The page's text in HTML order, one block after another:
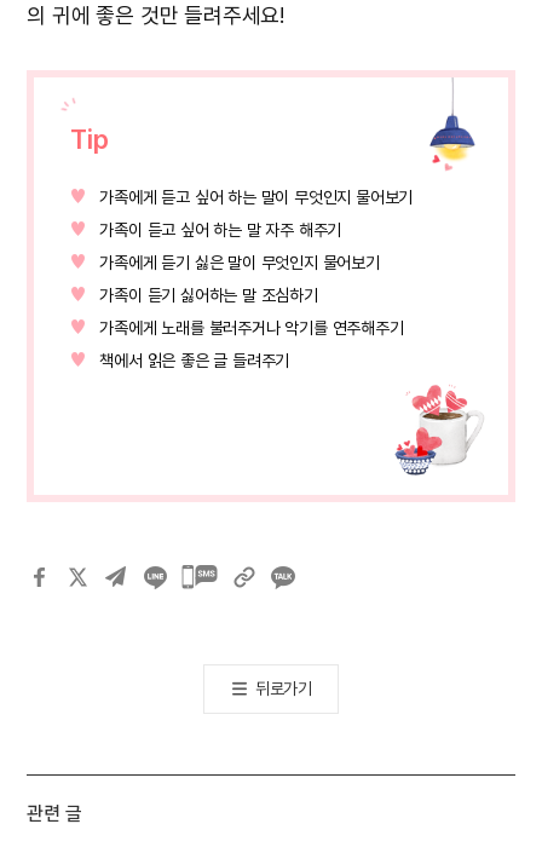
의 귀에 좋은 것만 들려주세요!
Tip
가족에게 듣고 싶어 하는 말이 무엇인지 물어보기
가족이 듣고 싶어 하는 말 자주 해주기
가족에게 듣기 싫은 말이 무엇인지 물어보기
가족이 듣기 싫어하는 말 조심하기
가족에게 노래를 불러주거나 악기를 연주해주기
책에서 읽은 좋은 글 들려주기
카카오톡
뒤로가기
관련 글